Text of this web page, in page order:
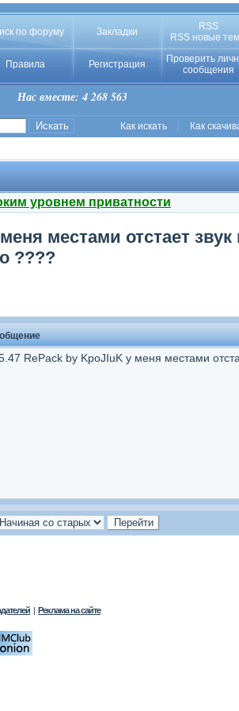
по форуму Закладки
RSS
RSS новые
Правила Регистрация
Проверить
сообщения
Нас вместе: 4 268 563
Как искать Как
уровнем приватности
местами отстает
????
RePack by KpoJIuK у меня местами
| Реклама на сайте